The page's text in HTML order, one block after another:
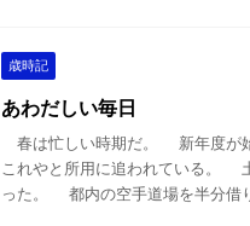
歳時記
あわだしい毎日
春は忙しい時期だ。 新年度が
これやと所用に追われている。
った。 都内の空手道場を半分借